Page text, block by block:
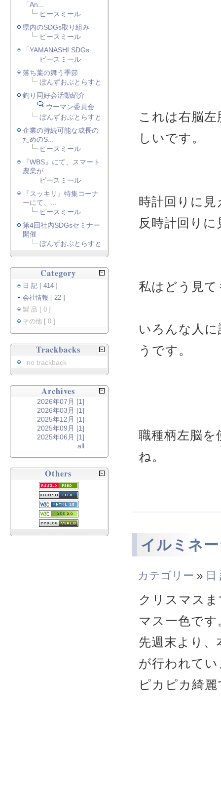
これは右脳
しいです。
時計回りに
反時計回り
私はどう見
いろんな人
うです。
職種柄左脳
ね。
イルミネ
カテゴリー » 日
クリスマス
マス一色です
先週末より
が行われて
ピカピカ綺
「An...
ピースミール
県内のSDGs取り組み
ピースミール
「YAMANASHI SDGs...
ピースミール
落ち葉の舞う季節
ぼんずおぶとらすと
釣り同好会活動紹介
ウーマン委員会
ぼんずおぶとらすと
企業の持続可能な成長の
ためのS...
ピースミール
『WBS』にて、スマート
農業が...
ピースミール
『スッキリ』特集コーナ
ーにて、...
ピースミール
第4回社内SDGsセミナー
開催
ぼんずおぶとらすと
Category
日 記 [ 414 ]
会社情報 [ 22 ]
製 品 [ 0 ]
その他 [ 0 ]
Trackbacks
no trackback
Archives
2026年07月 [1]
2026年03月 [1]
2025年12月 [1]
2025年09月 [1]
2025年06月 [1]
all
Others